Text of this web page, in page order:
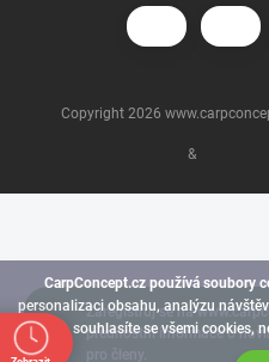
CarpConcept.cz používá soubory
personalizaci obsahu, analýzu
souhlasíte se všemi cookies,
Zaregistruj se na
přednostní informace o
pro členy.
&
Copyright 2026